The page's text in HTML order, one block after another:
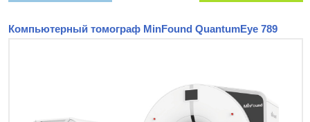
Компьютерный томограф MinFound QuantumEye 789